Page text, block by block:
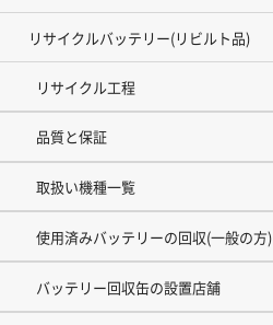
リサイクルバッテリー(リビルト品)
リサイクル工程
品質と保証
取扱い機種一覧
使用済みバッテリーの回収(一般の方)
バッテリー回収缶の設置店舗